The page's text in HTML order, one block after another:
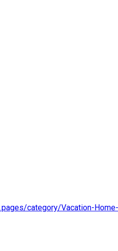
category/Vacation-